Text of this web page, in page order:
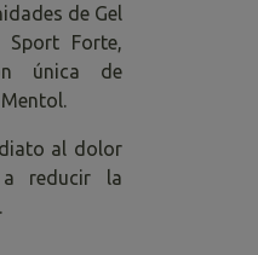
de Gel
Forte,
única de
al dolor
reducir la